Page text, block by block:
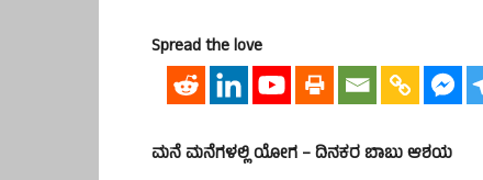
Spread the love
ಮನೆ ಮನೆಗಳಲ್ಲಿ ಯೋಗ – ದಿನಕರ ಬಾಬು ಆಶಯ